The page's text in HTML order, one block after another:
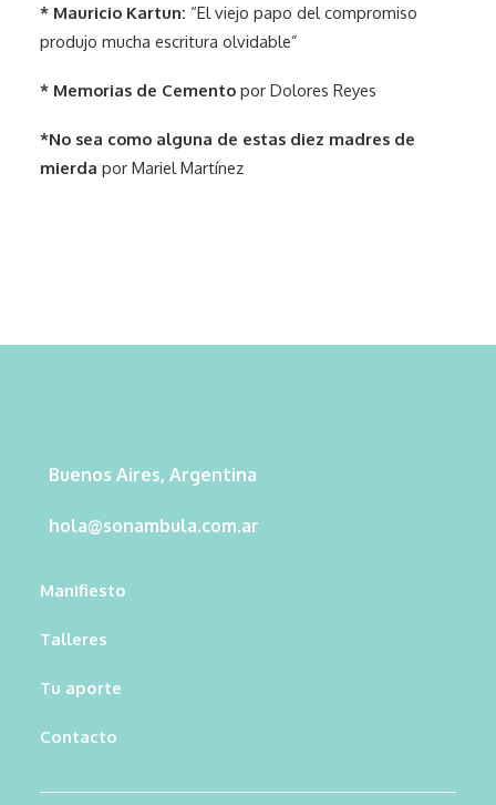
* Mauricio Kartun: “El viejo papo del compromiso
produjo mucha escritura olvidable”
* Memorias de Cemento por Dolores Reyes
*No sea como alguna de estas diez madres de
mierda por Mariel Martínez
Buenos Aires, Argentina
hola@sonambula.com.ar
Manifiesto
Talleres
Tu aporte
Contacto